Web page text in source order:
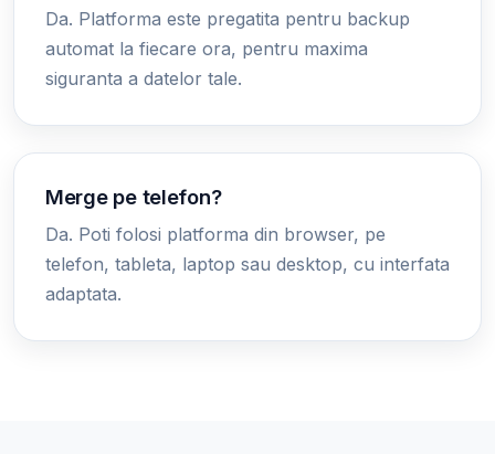
Da. Platforma este pregatita pentru backup
automat la fiecare ora, pentru maxima
siguranta a datelor tale.
Merge pe telefon?
Da. Poti folosi platforma din browser, pe
telefon, tableta, laptop sau desktop, cu interfata
adaptata.